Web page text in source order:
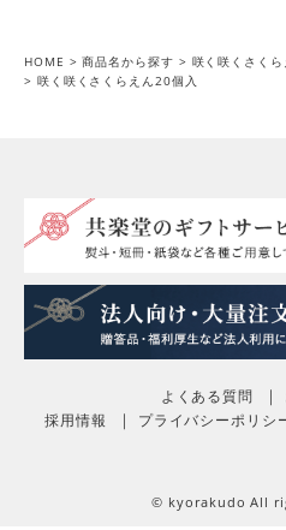
HOME 商品名から探す
咲く咲くさく
咲く咲くさくらえん20個入
よくある質問
採用情報
プライバシーポリシ
© kyorakudo All